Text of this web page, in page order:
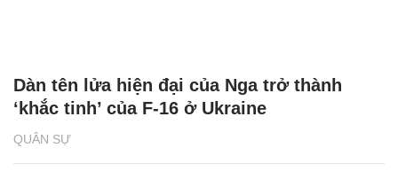
QUÂN SỰ
Dàn tên lửa hiện đại của Nga trở thành
‘khắc tinh’ của F-16 ở Ukraine